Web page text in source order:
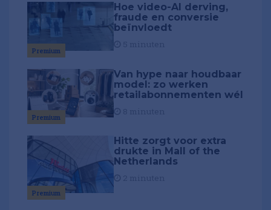
Premium
Hoe video-AI derving,
fraude en conversie
beïnvloedt
Premium
Van hype naar houdbaar
model: zo werken
retailabonnementen wél
Premium
Hitte zorgt voor extra
drukte in Mall of the
Netherlands